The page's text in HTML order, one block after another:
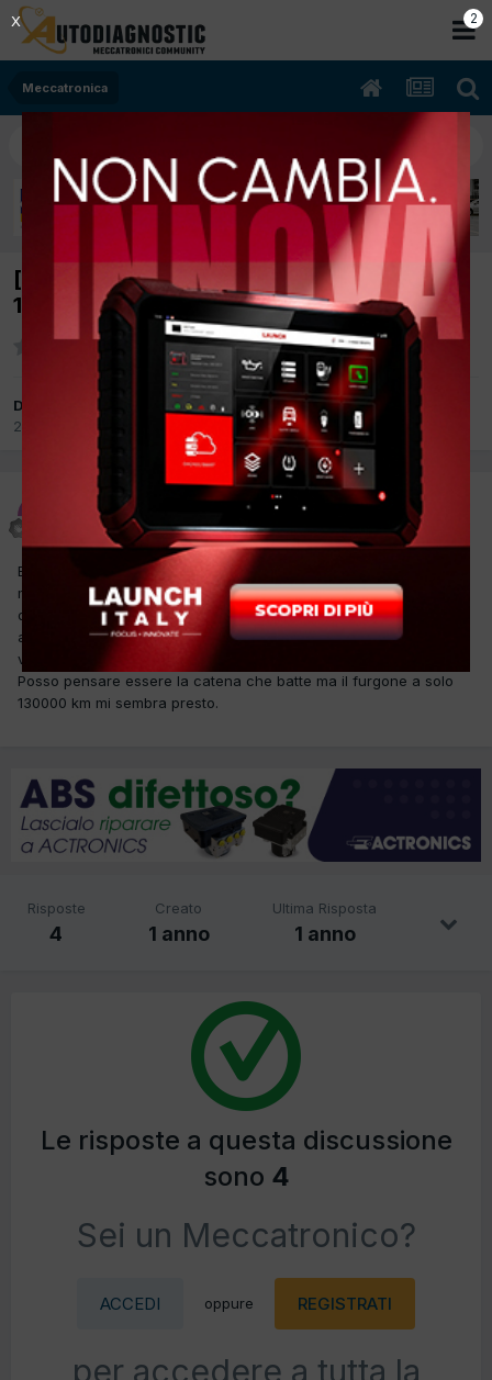
Meccatronica
[Fiat Ducato 09/2018 3000cc F1CFA401A
100Kw Bifuel B/Metano] Battito in testa
Da Roncade73
21 Gennaio 2025
Roncade73
Inviato21 Gennaio 2025
Buonasera, avrei bisogno di un consulto ho un Ducato 3000
metano benzina ha un battito nella parte destra all'altezza della
distribuzione , il motore va bene non perde colpi ma più si
acellera più batitti si sentono, pensavo potessere essere le
valvole ma allora il furgone dovrebbe andare male o a 3 cilindri.
Posso pensare essere la catena che batte ma il furgone a solo
130000 km mi sembra presto.
Risposte
4
Creato
1 anno
Ultima Risposta
1 anno
Le risposte a questa discussione
sono 4
Sei un Meccatronico?
ACCEDI oppure REGISTRATI
per accedere a tutta la
2
X